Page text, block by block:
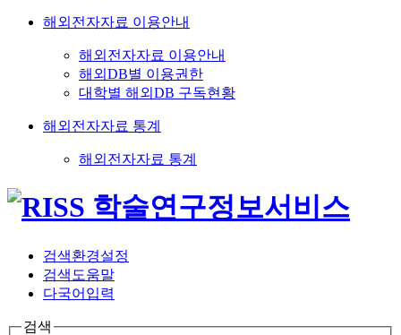
해외전자자료 이용안내
해외전자자료 이용안내
해외DB별 이용권한
대학별 해외DB 구독현황
해외전자자료 통계
해외전자자료 통계
검색환경설정
검색도움말
다국어입력
검색